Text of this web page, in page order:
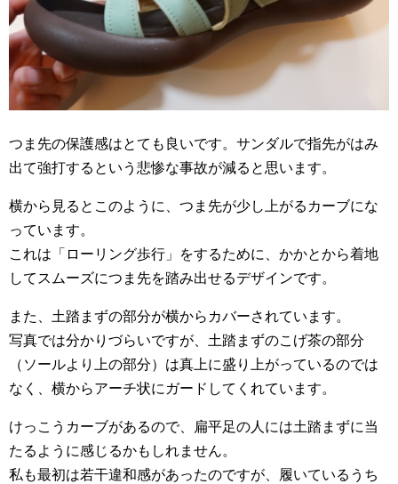
つま先の保護感はとても良いです。サンダルで指先がはみ
出て強打するという悲惨な事故が減ると思います。
横から見るとこのように、つま先が少し上がるカーブにな
っています。
これは「ローリング歩行」をするために、かかとから着地
してスムーズにつま先を踏み出せるデザインです。
また、土踏まずの部分が横からカバーされています。
写真では分かりづらいですが、土踏まずのこげ茶の部分
（ソールより上の部分）は真上に盛り上がっているのでは
なく、横からアーチ状にガードしてくれています。
けっこうカーブがあるので、扁平足の人には土踏まずに当
たるように感じるかもしれません。
私も最初は若干違和感があったのですが、履いているうち